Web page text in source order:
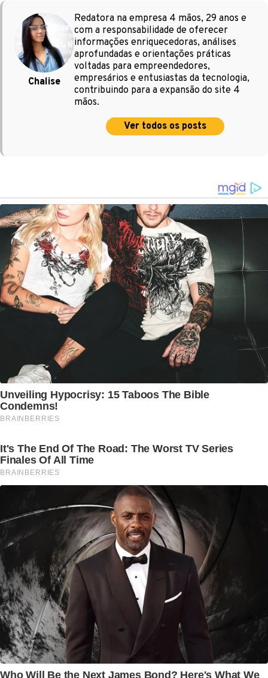
Chalise
Redatora na empresa 4 mãos, 29 anos e
com a responsabilidade de oferecer
informações enriquecedoras, análises
aprofundadas e orientações práticas
voltadas para empreendedores,
empresários e entusiastas da tecnologia,
contribuindo para a expansão do site 4
mãos.
Ver todos os posts